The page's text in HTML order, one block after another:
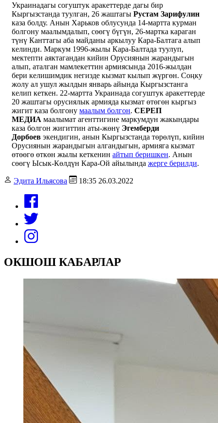
Украинадагы согуштук аракеттерде дагы бир
Кыргызстанда туулган, 26 жаштагы Рустам Зарифулин
каза болду. Анын Харьков облусунда 14-мартта курман
болгону маалымдалып, сөөгү бүгүн, 26-мартка караган
түнү Канттагы аба майданы аркылуу Кара-Балтага алып
келинди. Маркум 1996-жылы Кара-Балтада туулуп,
мектепти аяктагандан кийин Орусиянын жарандыгын
алып, аталган мамлекеттин армиясында 2016-жылдан
бери келишимдик негизде кызмат кылып жүргөн. Соңку
жолу ал ушул жылдын январь айында Кыргызстанга
келип кеткен. 22-мартта Украинада согуштук аракеттерде
20 жаштагы орусиялык армияда кызмат өтөгөн кыргыз
жигит каза болгону маалым болгон. СЕРЕП
МЕДИА маалымат агенттигине маркумдун жакындары
каза болгон жигиттин аты-жөнү Эгемберди
Дорбоев экендигин, анын Кыргызстанда төрөлүп, кийин
Орусиянын жарандыгын алгандыгын, армияга кызмат
өтөөгө өткөн жылы кеткенин айтып беришкен. Анын
сөөгү Ысык-Көлдүн Кара-Ой айылында жерге берилди.
Эдита Ильясова 18:35 26.03.2022
ОКШОШ КАБАРЛАР